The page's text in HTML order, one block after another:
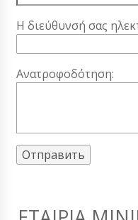
Η διεύθυνσή σας
Ανατροφοδότηση: